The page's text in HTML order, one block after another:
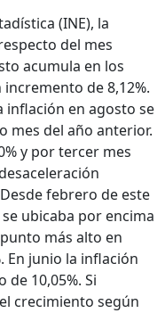
(INE), la
del mes
acumula en los
de 8,12%.
inflación en agosto se
mes del año anterior.
y por tercer mes
febrero de este
ubicaba por encima
más alto en
En junio la inflación
de 10,05%. Si
crecimiento según